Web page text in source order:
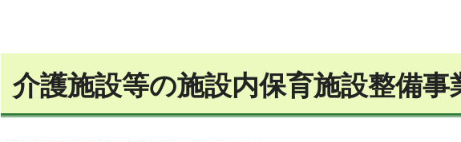
介護施設等の施設内保育施設整備事